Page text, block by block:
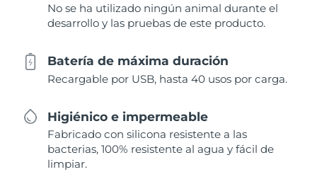
No se ha utilizado ningún animal durante el
desarrollo y las pruebas de este producto.
Batería de máxima duración
Recargable por USB, hasta 40 usos por carga.
Higiénico e impermeable
Fabricado con silicona resistente a las
bacterias, 100% resistente al agua y fácil de
limpiar.